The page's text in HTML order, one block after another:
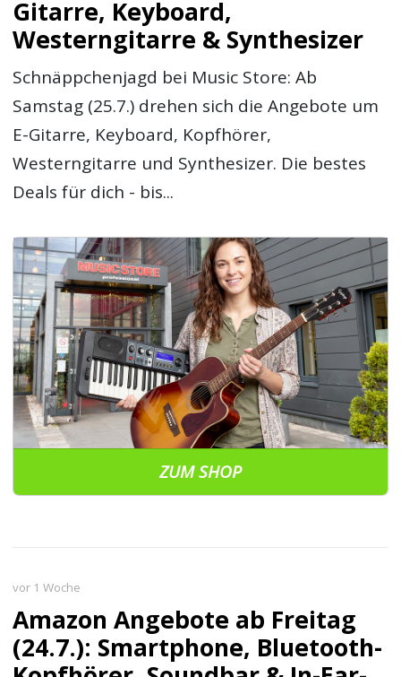
Gitarre, Keyboard,
Westerngitarre & Synthesizer
Schnäppchenjagd bei Music Store: Ab
Samstag (25.7.) drehen sich die Angebote um
E-Gitarre, Keyboard, Kopfhörer,
Westerngitarre und Synthesizer. Die bestes
Deals für dich - bis...
ZUM SHOP
vor 1 Woche
Amazon Angebote ab Freitag
(24.7.): Smartphone, Bluetooth-